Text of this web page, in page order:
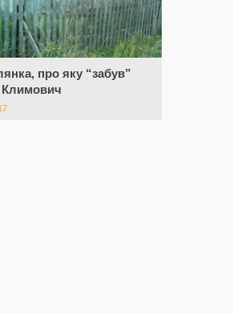
про яку “забув”
Климович